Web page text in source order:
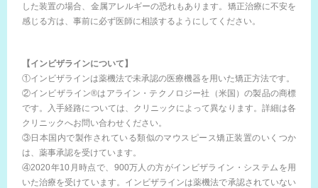
した装置の場合、金属アレルギーの恐れもあります。矯正治療に不安を
感じる方は、事前に必ず医師に相談するようにしてください。
【インビザラインについて】
①インビザラインは薬機法で未承認の医療機器を用いた矯正方法です。
②インビザライン®はアライン・テクノロジー社（米国）の製品の商標
です。入手経路については、クリニックによって異なります。詳細は各
クリニックへお問い合わせください。
③日本国内で製作されている類似のマウスピース矯正装置のいくつか
は、薬事承認を受けています。
④2020年10月時点で、900万人の方がインビザライン・システムを用
いた治療を受けています。インビザラインは薬機法で承認されていない